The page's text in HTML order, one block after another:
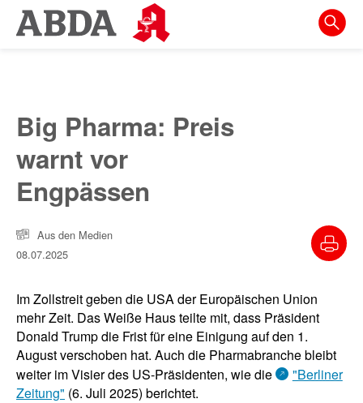
Springe
direkt
zur
Meta-
Navigation
zum
Inhalt
zur
Big Pharma: Preis
warnt vor
Engpässen
Aus den Medien
08.07.2025
Im Zollstreit geben die USA der Europäischen Union
mehr Zeit. Das Weiße Haus teilte mit, dass Präsident
Donald Trump die Frist für eine Einigung auf den 1.
August verschoben hat. Auch die Pharmabranche bleibt
weiter im Visier des US-Präsidenten, wie die
"Berliner
Zeitung" (6. Juli 2025) berichtet.